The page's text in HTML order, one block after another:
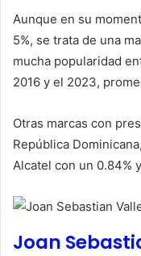
Aunque en su
5%, se trata de una
mucha popularidad
2016 y el 2023,
Otras marcas con
República
Alcatel con un 0.84%
Joan